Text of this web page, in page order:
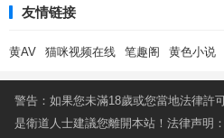
友情链接
黄AV 猫咪视频在线 笔趣阁 黄色小说
警告：如果您未滿18歲或您當地法律許
是衛道人士建議您離開本站！法律声明